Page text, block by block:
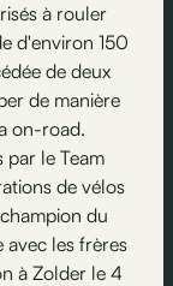
à rouler
d'environ 150
de deux
de manière
on-road.
par le Team
de vélos
du
avec les frères
à Zolder le 4